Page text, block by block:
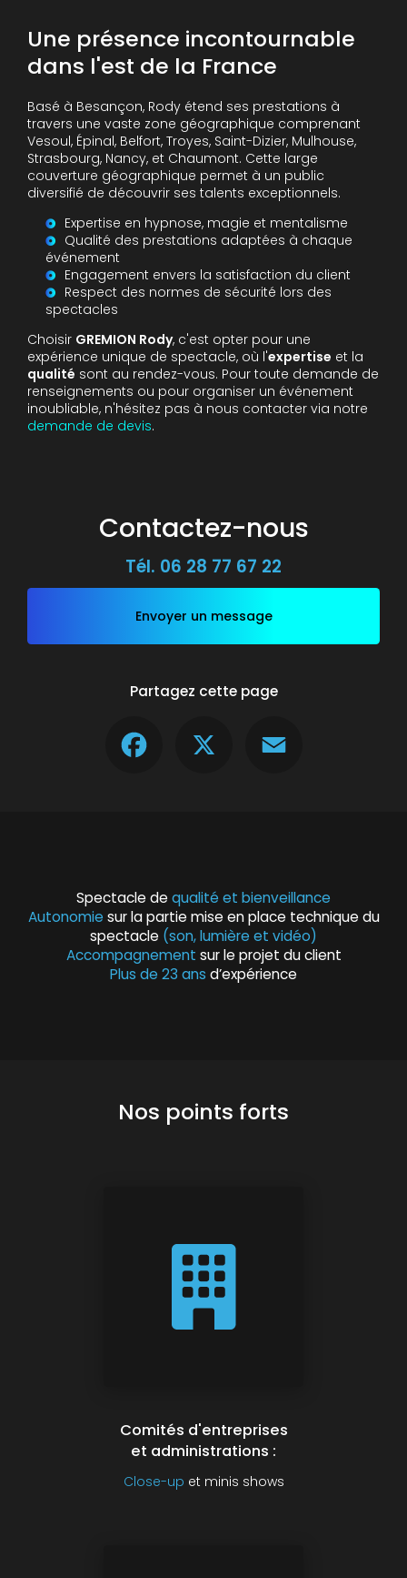
Une présence incontournable
dans l'est de la France
Basé à Besançon, Rody étend ses prestations à
travers une vaste zone géographique comprenant
Vesoul, Épinal, Belfort, Troyes, Saint-Dizier, Mulhouse,
Strasbourg, Nancy, et Chaumont. Cette large
couverture géographique permet à un public
diversifié de découvrir ses talents exceptionnels.
Expertise en hypnose, magie et mentalisme
Qualité des prestations adaptées à chaque
événement
Engagement envers la satisfaction du client
Respect des normes de sécurité lors des
spectacles
Choisir GREMION Rody, c'est opter pour une
expérience unique de spectacle, où l'expertise et la
qualité sont au rendez-vous. Pour toute demande de
renseignements ou pour organiser un événement
inoubliable, n'hésitez pas à nous contacter via notre
demande de devis.
Contactez-nous
Tél. 06 28 77 67 22
Envoyer un message
Partagez cette page
Spectacle dequalité et bienveillance
Autonomie sur la partie mise en place technique du
spectacle (son, lumière et vidéo)
Accompagnement sur le projet du client
Plus de 23 ans d’expérience
Nos points forts
Comités d'entreprises
et administrations :
Close-up et minis shows